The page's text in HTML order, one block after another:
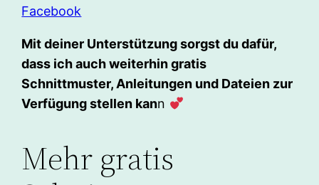
Facebook
Mit deiner Unterstützung sorgst du dafür,
dass ich auch weiterhin gratis
Schnittmuster, Anleitungen und Dateien zur
Verfügung stellen kann
Mehr gratis